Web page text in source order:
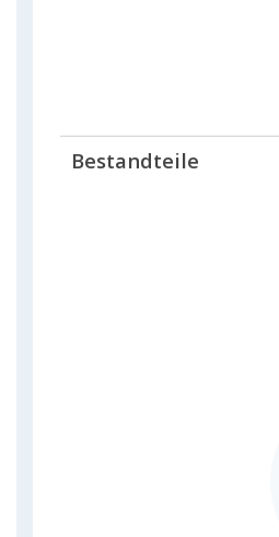
Bestandteile